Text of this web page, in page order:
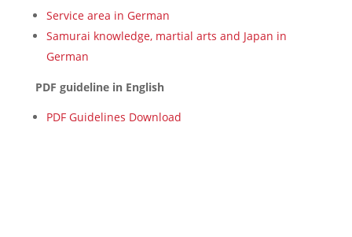
Service area in German
Samurai knowledge, martial arts and Japan in
German
PDF guideline in English
PDF Guidelines Download